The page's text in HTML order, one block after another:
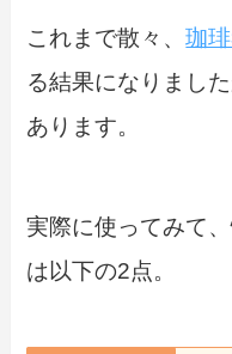
これまで散々、珈
る結果になりまし
あります。
実際に使ってみて
は以下の2点。